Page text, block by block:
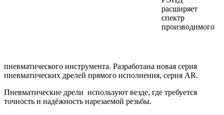
расширяет
спектр
производимого
пневматического инструмента. Разработана новая серия
пневматических дрелей прямого исполнения, серия AR.
Пневматические дрели используют везде, где требуется
точность и надёжность нарезаемой резьбы.